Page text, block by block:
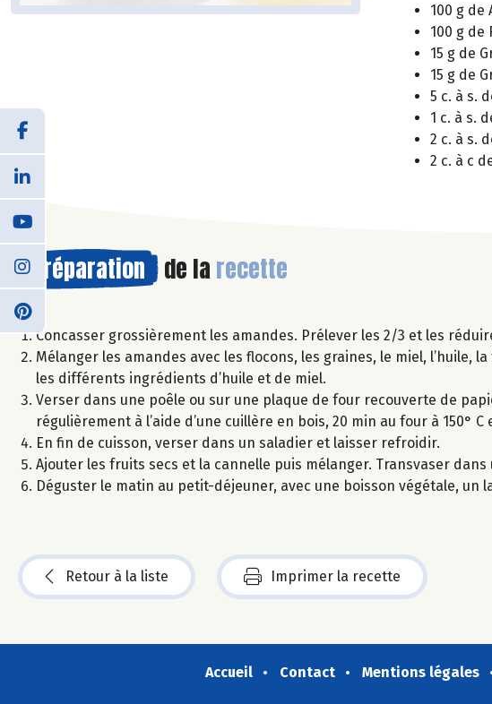
100 g de
100 g de
15 g de
15 g de
5 c. à s.
1 c. à s.
2 c. à s.
2 c. à c
Préparation de la recette
Concasser grossièrement les amandes. Prélever les 2/3 et les
Mélanger les amandes avec les flocons, les graines, le miel,
les différents ingrédients d’huile et de miel.
Verser dans une poêle ou sur une plaque de four recouverte de
régulièrement à l’aide d’une cuillère en bois, 20 min au four à 150°
En fin de cuisson, verser dans un saladier et laisser refroidir.
Ajouter les fruits secs et la cannelle puis mélanger. Transvaser
Déguster le matin au petit-déjeuner, avec une boisson végétale, un
Retour à la liste Imprimer la recette
Accueil Contact Mentions légales